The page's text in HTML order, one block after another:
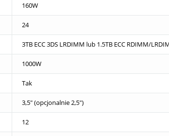
160W
24
3TB ECC 3DS LRDIMM lub 1.5TB ECC RDIMM/
1000W
Tak
3,5" (opcjonalnie 2,5")
12